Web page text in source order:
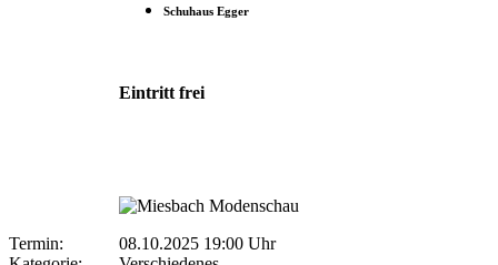
Schuhaus Egger
Eintritt frei
Termin:
08.10.2025 19:00 Uhr